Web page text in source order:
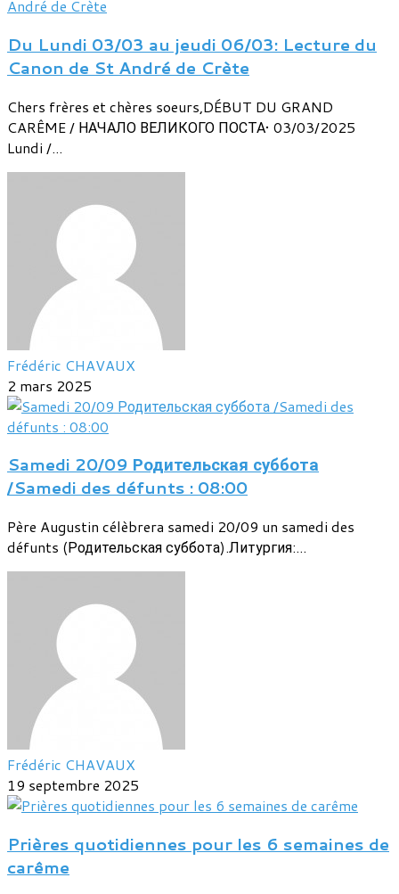
Du Lundi 03/03 au jeudi 06/03: Lecture du
Canon de St André de Crète
Chers frères et chères soeurs,DÉBUT DU GRAND
CARÊME / НАЧАЛО ВЕЛИКОГО ПОСТА• 03/03/2025
Lundi /...
Frédéric CHAVAUX
2 mars 2025
Samedi 20/09 Родительская суббота
/Samedi des défunts : 08:00
Père Augustin célèbrera samedi 20/09 un samedi des
défunts (Родительская суббота).Литургия:...
Frédéric CHAVAUX
19 septembre 2025
Prières quotidiennes pour les 6 semaines de
carême